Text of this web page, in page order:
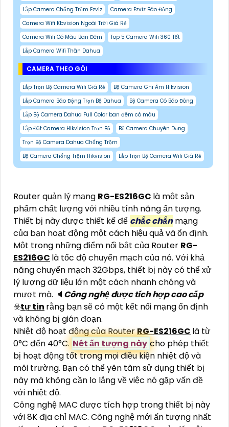
Lắp Camera Chống Trộm Ezviz
Camera Ezviz Báo Động
Camera Wifi Kbvision Ngoài Trời Giá Rẻ
Camera Wifi Có Màu Ban Đêm
Top 5 Camera Wifi 360 Tốt
Lắp Camera Wifi Thân Dahua
CAMERA THEO GÓI
Lắp Trọn Bộ Camera Wifi Giá Rẻ
Bộ Camera Ghi Âm Hikvision
Lắp Camera Báo Động Trọn Bộ Dahua
Bộ Camera Có Báo Đông
Lắp Bộ Camera Dahua Full Color ban đêm có màu
Lắp Đặt Camera Hikvision Trọn Bộ
Bộ Camera Chuyên Dụng
Trọn Bộ Camera Dahua Chống Trộm
Bộ Camera Chống Trộm Hikvision
Lắp Trọn Bộ Camera Wifi Giá Rẻ
Router quản lý mạng RG-ES216GC là một sản
phẩm chất lượng với nhiều tính năng ấn tượng.
Thiết bị này được thiết kế để chắc chắnmạng
của bạn hoạt động một cách hiệu quả và ổn định.
Một trong những điểm nổi bật của Router RG-
ES216GC là tốc độ chuyển mạch của nó. Với khả
năng chuyển mạch 32Gbps, thiết bị này có thể xử
lý lượng dữ liệu lớn một cách nhanh chóng và
mượt mà. 🔈 Công nghệ được tích hợp cao cấp
☣️tự tin rằng bạn sẽ có một kết nối mạng ổn định
và không bị gián đoạn.
Nhiệt độ hoạt động của RouterRG-ES216GC là từ
0°C đến 40°C. Nét ấn tượng này cho phép thiết
bị hoạt động tốt trong mọi điều kiện nhiệt độ và
môi trường. Bạn có thể yên tâm sử dụng thiết bị
này mà không cần lo lắng về việc nó gặp vấn đề
với nhiệt độ.
Công nghệ MAC được tích hợp trong thiết bị này
với 8K địa chỉ MAC. Công nghệ mới ấn tượng nhất